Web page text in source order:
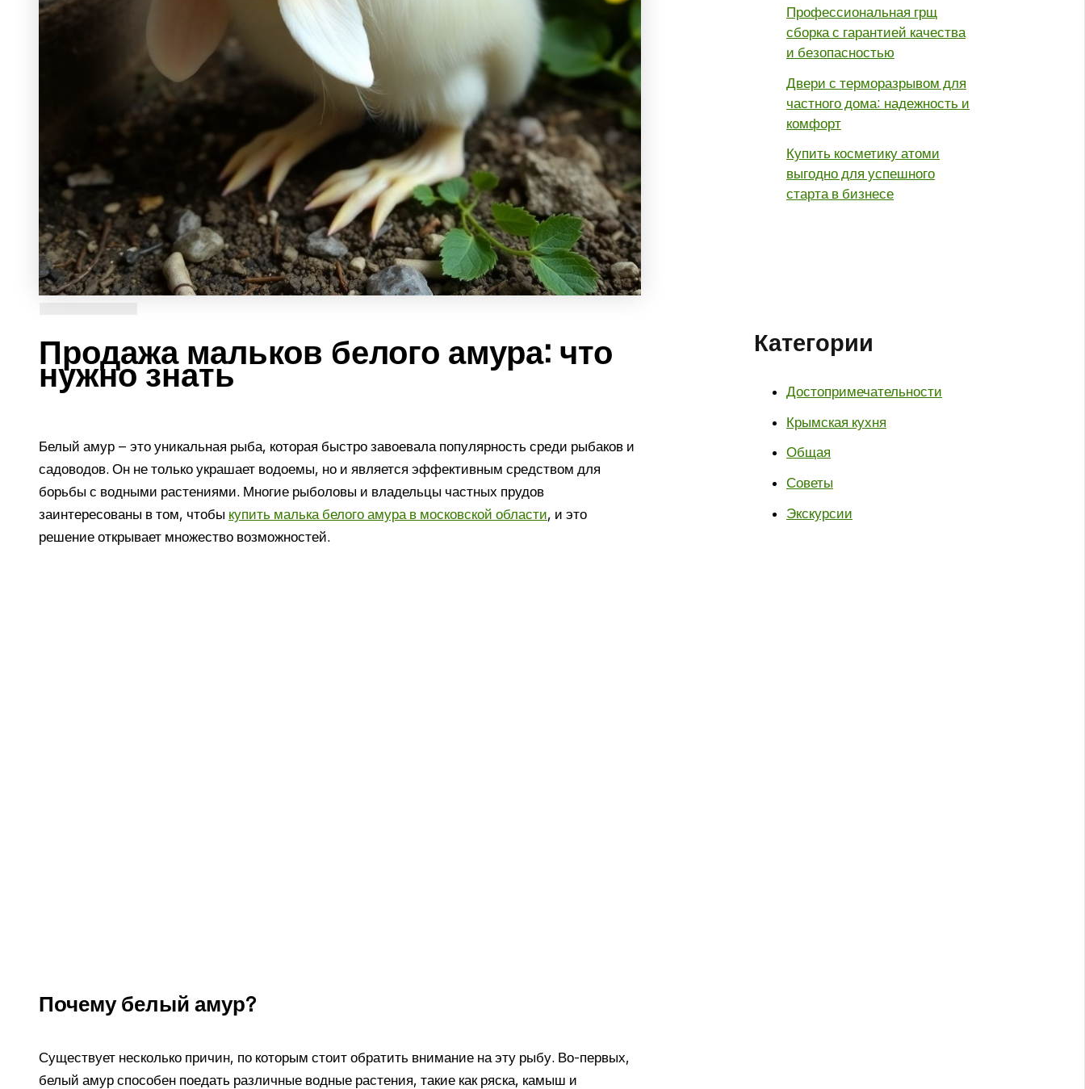
Продажа мальков белого амура: что
нужно знать
Белый амур – это уникальная рыба, которая быстро завоевала популярность среди рыбаков и
садоводов. Он не только украшает водоемы, но и является эффективным средством для
борьбы с водными растениями. Многие рыболовы и владельцы частных прудов
заинтересованы в том, чтобы купить малька белого амура в московской области, и это
решение открывает множество возможностей.
Почему белый амур?
Существует несколько причин, по которым стоит обратить внимание на эту рыбу. Во-первых,
белый амур способен поедать различные водные растения, такие как ряска, камыш и
Профессиональная грщ
сборка с гарантией качества
и безопасностью
Двери с терморазрывом для
частного дома: надежность и
комфорт
Купить косметику атоми
выгодно для успешного
старта в бизнесе
Категории
Достопримечательности
Крымская кухня
Общая
Советы
Экскурсии